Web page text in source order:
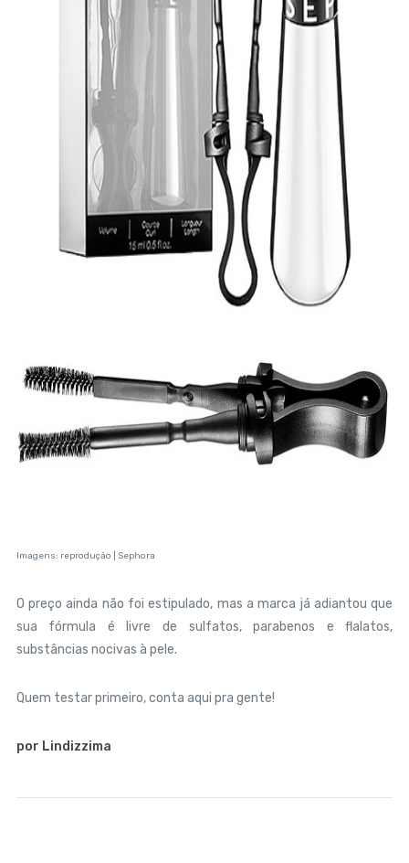
Imagens: reprodução | Sephora
O preço ainda não foi estipulado, mas a marca já adiantou que
sua fórmula é livre de sulfatos, parabenos e flalatos,
substâncias nocivas à pele.
Quem testar primeiro, conta aqui pra gente!
por Lindizzima